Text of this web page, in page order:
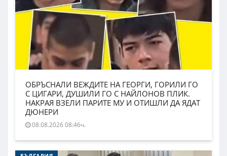
ОБРЪСНАЛИ ВЕЖДИТЕ НА ГЕОРГИ, ГОРИЛИ ГО
С ЦИГАРИ, ДУШИЛИ ГО С НАЙЛОНОВ ПЛИК.
НАКРАЯ ВЗЕЛИ ПАРИТЕ МУ И ОТИШЛИ ДА ЯДАТ
ДЮНЕРИ
08.08.2026 08:46ч.